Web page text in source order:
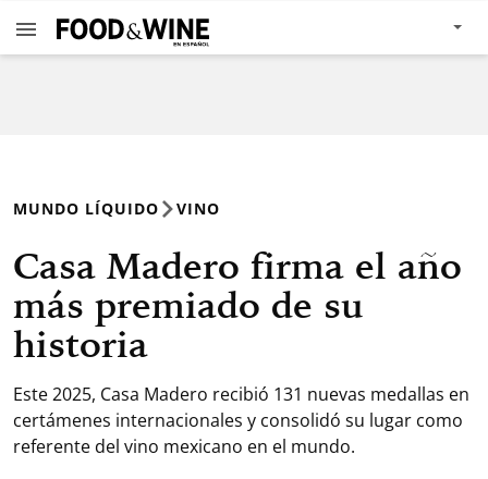
MUNDO LÍQUIDO VINO
Casa Madero firma el año
más premiado de su
historia
Este 2025, Casa Madero recibió 131 nuevas medallas en
certámenes internacionales y consolidó su lugar como
referente del vino mexicano en el mundo.